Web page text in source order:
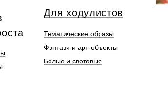
Тематические образы
Фэнтази и арт-объекты
Белые и световые
Для ходулистов